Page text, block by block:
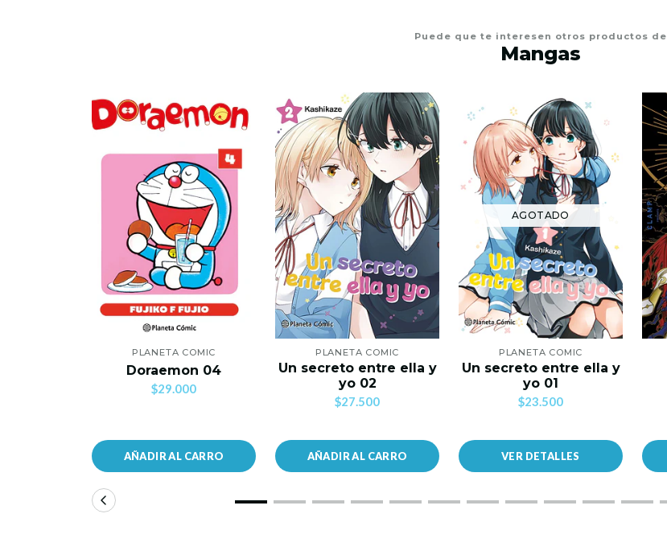
Puede que te interesen otros productos de
Mangas
PLANETA COMIC
Doraemon 04
$29.000
AÑADIR AL CARRO
PLANETA COMIC
Un secreto entre ella y
yo 02
$27.500
AÑADIR AL CARRO
AGOTADO
PLANETA COMIC
Un secreto entre ella y
yo 01
$23.500
VER DETALLES